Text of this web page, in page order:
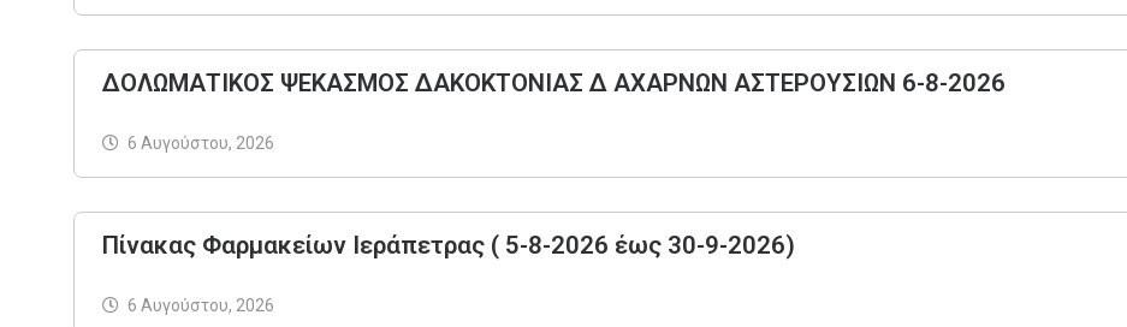
ΔΟΛΩΜΑΤΙΚΟΣ ΨΕΚΑΣΜΟΣ ΔΑΚΟΚΤΟΝΙΑΣ Δ ΑΧΑΡΝΩΝ ΑΣΤΕΡΟΥΣΙΩΝ 6-8-2026
6 Αυγούστου, 2026
Πίνακας Φαρμακείων Ιεράπετρας ( 5-8-2026 έως 30-9-2026)
6 Αυγούστου, 2026